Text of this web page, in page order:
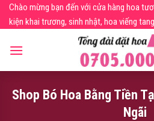
SkipChào mừng bạn đến với cửa hàng hoa
kiện khai trương, sinh nhật, hoa viếng
Shop Bó Hoa Bằng Tiền
Ngãi